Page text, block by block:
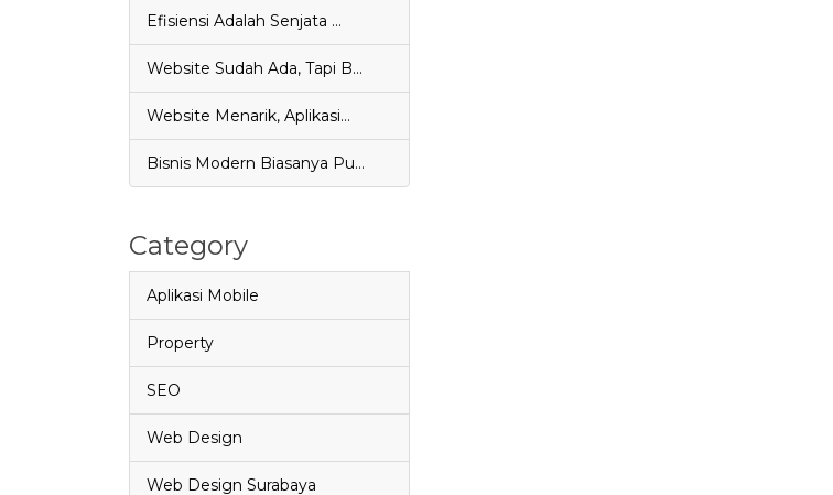
Efisiensi Adalah Senjata …
Website Sudah Ada, Tapi B…
Website Menarik, Aplikasi…
Bisnis Modern Biasanya Pu…
Category
Aplikasi Mobile
Property
SEO
Web Design
Web Design Surabaya